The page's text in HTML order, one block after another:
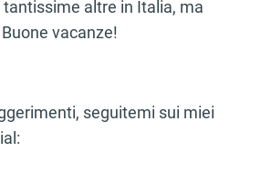
tantissime altre in Italia, ma
vacanze!
seguitemi sui miei